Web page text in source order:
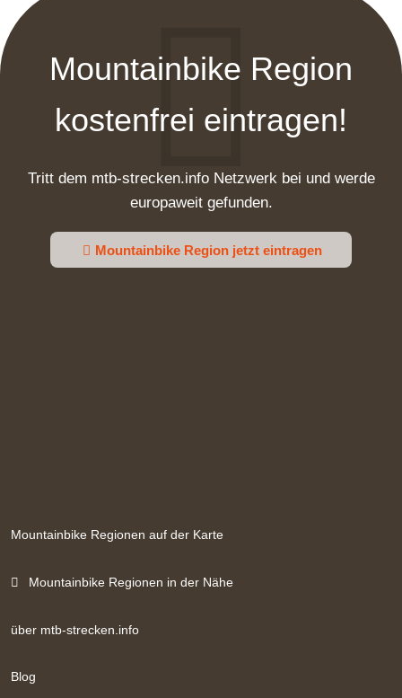
Mountainbike Region
kostenfrei eintragen!
Tritt dem mtb-strecken.info Netzwerk bei und werde
europaweit gefunden.
Mountainbike Region jetzt eintragen
Mountainbike Regionen auf der Karte
Mountainbike Regionen in der Nähe
über mtb-strecken.info
Blog